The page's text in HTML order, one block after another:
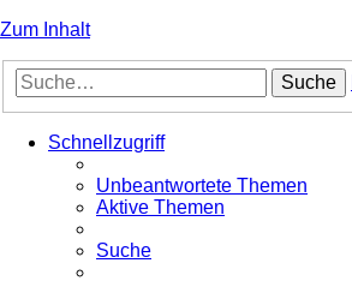
Zum Inhalt
Suche
Schnellzugriff
Unbeantwortete Themen
Aktive Themen
Suche